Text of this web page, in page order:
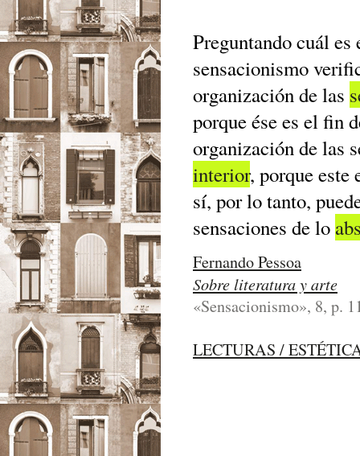
Preguntando cuál
sensacionismo
organización de las
porque ése es el fin
organización de las
interior, porque
sí, por lo tanto,
sensaciones de lo
Fernando Pessoa
Sobre literatura y arte
«Sensacionismo», 8, p.
LECTURAS /